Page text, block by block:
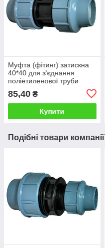
Муфта (фітинг) затискна
40*40 для з'єднання
поліетиленової труби
85,40 ₴
Купити
Подібні товари компанії